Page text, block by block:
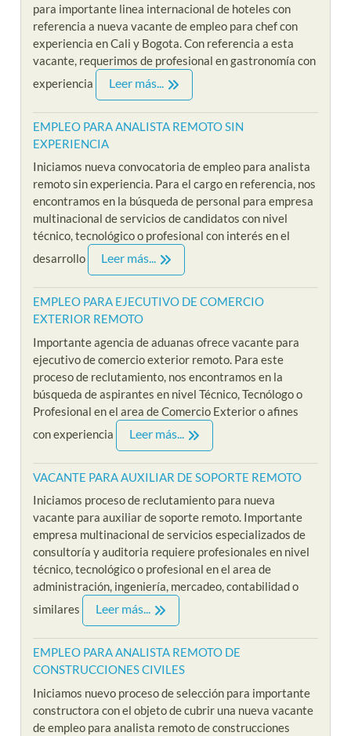
para importante linea internacional de hoteles con
referencia a nueva vacante de empleo para chef con
experiencia en Cali y Bogota. Con referencia a esta
vacante, requerimos de profesional en gastronomía con
experiencia
Leer más...
EMPLEO PARA ANALISTA REMOTO SIN
EXPERIENCIA
Iniciamos nueva convocatoria de empleo para analista
remoto sin experiencia. Para el cargo en referencia, nos
encontramos en la búsqueda de personal para empresa
multinacional de servicios de candidatos con nivel
técnico, tecnológico o profesional con interés en el
desarrollo
Leer más...
EMPLEO PARA EJECUTIVO DE COMERCIO
EXTERIOR REMOTO
Importante agencia de aduanas ofrece vacante para
ejecutivo de comercio exterior remoto. Para este
proceso de reclutamiento, nos encontramos en la
búsqueda de aspirantes en nivel Técnico, Tecnólogo o
Profesional en el area de Comercio Exterior o afines
con experiencia
Leer más...
VACANTE PARA AUXILIAR DE SOPORTE REMOTO
Iniciamos proceso de reclutamiento para nueva
vacante para auxiliar de soporte remoto. Importante
empresa multinacional de servicios especializados de
consultoría y auditoria requiere profesionales en nivel
técnico, tecnológico o profesional en el area de
administración, ingeniería, mercadeo, contabilidad o
similares
Leer más...
EMPLEO PARA ANALISTA REMOTO DE
CONSTRUCCIONES CIVILES
Iniciamos nuevo proceso de selección para importante
constructora con el objeto de cubrir una nueva vacante
de empleo para analista remoto de construcciones